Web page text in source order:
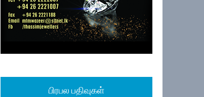
பிரபல பதிவுகள்